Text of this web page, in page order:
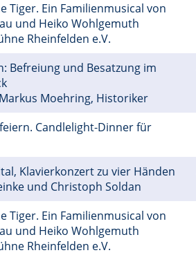
Tiger. Ein Familienmusical von
und Heiko Wohlgemuth
Rheinfelden e.V.
Befreiung und Besatzung im
Moehring, Historiker
Candlelight-Dinner für
Klavierkonzert zu vier Händen
und Christoph Soldan
Tiger. Ein Familienmusical von
und Heiko Wohlgemuth
Rheinfelden e.V.